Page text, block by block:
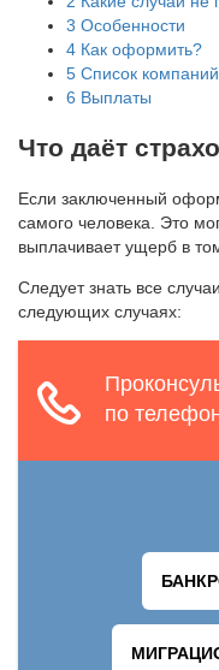
3 Особенности
4 Как оформить?
5 Список компаний
6 Выплаты
Что даёт
Если заключенный
самого человека. Это
выплачивает ущерб в
Следует знать все
следующих случаях: